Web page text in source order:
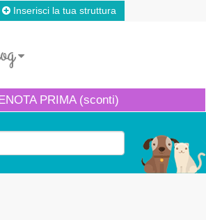
Inserisci la tua struttura
PRIMA (sconti)